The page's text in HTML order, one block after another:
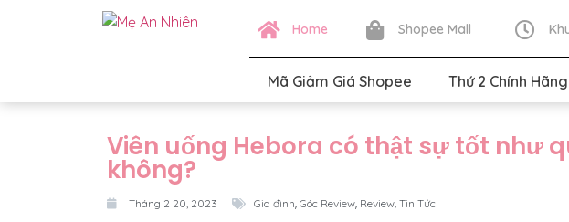
Home Shopee Mall
Mã Giảm Giá Shopee Thứ 2 Chính Hãng
Viên uống Hebora có thật sự tốt như
không?
Tháng 2 20, 2023 Gia đình, Góc Review, Review, Tin Tức